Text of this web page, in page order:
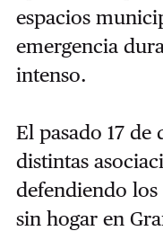
espacios
emergencia
intenso.
El pasado 17
distintas
defendiendo los
sin hogar en